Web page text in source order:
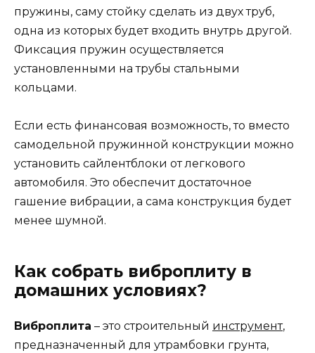
пружины, саму стойку сделать из двух труб,
одна из которых будет входить внутрь другой.
Фиксация пружин осуществляется
установленными на трубы стальными
кольцами.
Если есть финансовая возможность, то вместо
самодельной пружинной конструкции можно
установить сайлентблоки от легкового
автомобиля. Это обеспечит достаточное
гашение вибрации, а сама конструкция будет
менее шумной.
Как собрать виброплиту в
домашних условиях?
Виброплита – это строительный инструмент,
предназначенный для утрамбовки грунта,